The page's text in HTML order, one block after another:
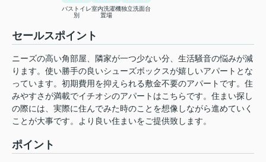
バストイレ
別
室内洗濯機
置場
独立洗面台
セールスポイント
ニーズの高い角部屋、隣家が一つ少ない分、生活騒音の悩みが減
ります。使い勝手の良いシューズボックスが嬉しいアパートとな
っています。初期費用を抑えられる敷金不要のアパートです。住
みやすさが満載でイチオシのアパートはこちらです。住まい探し
の際には、実際に住んでみた時のことを想像しながら進めていく
ことが大事です。より良い住まいをご提供致します。
ポイント